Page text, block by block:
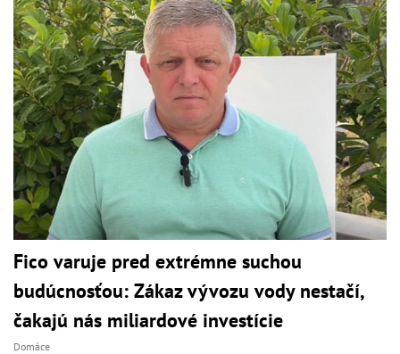
Fico varuje pred extrémne suchou
budúcnosťou: Zákaz vývozu vody nestačí,
čakajú nás miliardové investície
Domáce